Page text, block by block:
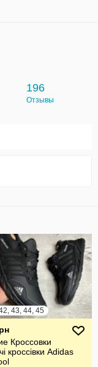
196
Отзывы
43, 44, 45
Кроссовки
кроссівки Adidas